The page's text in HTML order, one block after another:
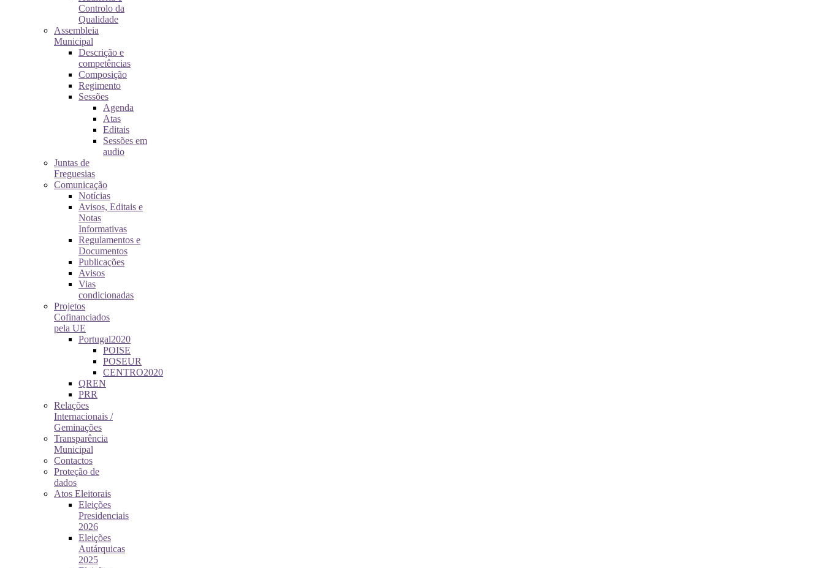
Controlo da
Qualidade
Assembleia
Municipal
Descrição e
competências
Composição
Regimento
Sessões
Agenda
Atas
Editais
Sessões em
audio
Juntas de
Freguesias
Comunicação
Notícias
Avisos, Editais e
Notas
Informativas
Regulamentos e
Documentos
Publicações
Avisos
Vias
condicionadas
Projetos
Cofinanciados
pela UE
Portugal2020
POISE
POSEUR
CENTRO2020
QREN
PRR
Relações
Internacionais /
Geminações
Transparência
Municipal
Contactos
Proteção de
dados
Atos Eleitorais
Eleições
Presidenciais
2026
Eleições
Autárquicas
2025